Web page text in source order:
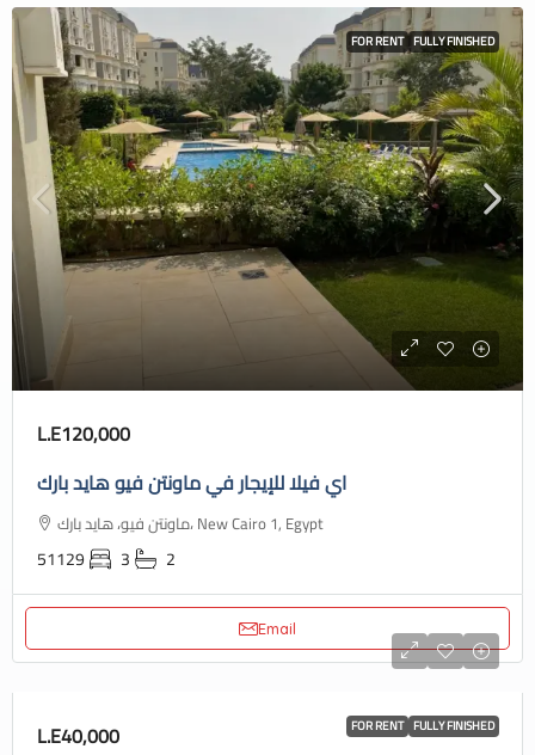
FOR RENT FULLY FINISHED
L.E120,000
اي فيلا للإيجار في ماونتن فيو هايد بارك
ماونتن فيو، هايد بارك، New Cairo 1, Egypt
51129 3 2
Email
FOR RENT FULLY FINISHED
L.E40,000